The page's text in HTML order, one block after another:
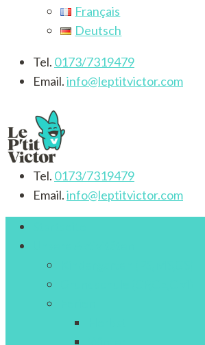
Français
Deutsch
Tel. 0173/7319479
Email.info@leptitvictor.com
Le P'tit Victor
Aktivitäten für Deutsch/Französisch
von 3 bis 12 Jahren
Tel. 0173/7319479
Email.info@leptitvictor.com